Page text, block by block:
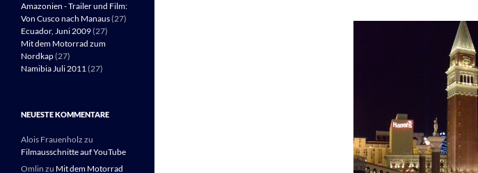
Amazonien - Trailer und Film:
Von Cusco nach Manaus(27)
Ecuador, Juni 2009(27)
Mit dem Motorrad zum
Nordkap(27)
Namibia Juli 2011(27)
NEUESTE KOMMENTARE
Alois Frauenholz zu
Filmausschnitte auf YouTube
Omlin zu Mit dem Motorrad